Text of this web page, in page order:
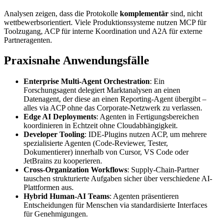
Analysen zeigen, dass die Protokolle komplementär sind, nicht
wettbewerbsorientiert. Viele Produktionssysteme nutzen MCP für
Toolzugang, ACP für interne Koordination und A2A für externe
Partneragenten.
Praxisnahe Anwendungsfälle
Enterprise Multi-Agent Orchestration: Ein
Forschungsagent delegiert Marktanalysen an einen
Datenagent, der diese an einen Reporting-Agent übergibt –
alles via ACP ohne das Corporate-Netzwerk zu verlassen.
Edge AI Deployments: Agenten in Fertigungsbereichen
koordinieren in Echtzeit ohne Cloudabhängigkeit.
Developer Tooling: IDE-Plugins nutzen ACP, um mehrere
spezialisierte Agenten (Code-Reviewer, Tester,
Dokumentierer) innerhalb von Cursor, VS Code oder
JetBrains zu kooperieren.
Cross-Organization Workflows: Supply-Chain-Partner
tauschen strukturierte Aufgaben sicher über verschiedene AI-
Plattformen aus.
Hybrid Human-AI Teams: Agenten präsentieren
Entscheidungen für Menschen via standardisierte Interfaces
für Genehmigungen.